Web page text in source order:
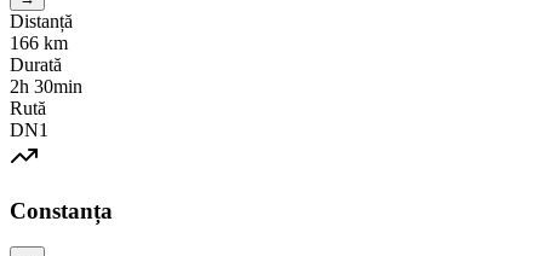
Distanță
166 km
Durată
2h 30min
Rută
DN1
Constanța